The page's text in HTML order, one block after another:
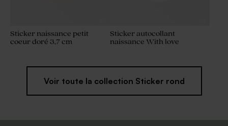
Sticker naissance petit
coeur doré 3,7 cm
Sticker autocollant
naissance With love
Voir toute la collection Sticker rond